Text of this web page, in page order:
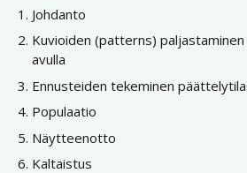
Johdanto
Kuvioiden (patterns)
avulla
Ennusteiden tekeminen
Populaatio
Näytteenotto
Kaltaistus